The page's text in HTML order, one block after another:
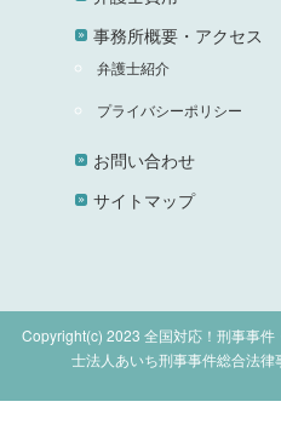
事務所概要・アクセス
弁護士紹介
プライバシーポリシー
お問い合わせ
サイトマップ
Copyright(c) 2023 全国対応！刑事事
士法人あいち刑事事件総合法